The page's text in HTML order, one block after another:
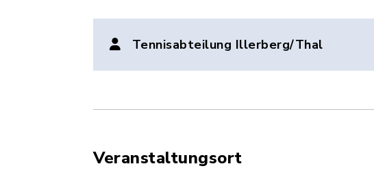
Tennisabteilung Illerberg/Thal
Veranstaltungsort